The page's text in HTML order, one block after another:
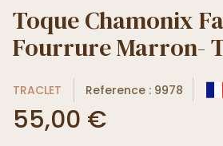
Toque Chamonix
Fourrure Marron-
TRACLET Reference : 9978
55,00 €